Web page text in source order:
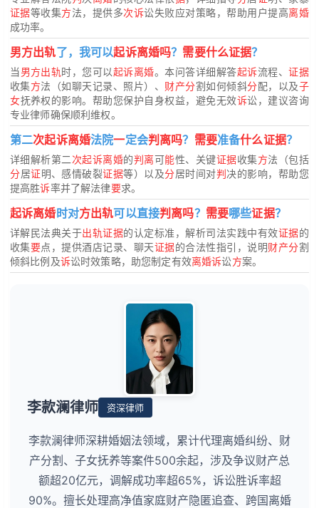
证据等收集方法，提供多次诉讼失败应对策略，帮助用户提高离婚
成功率。
男方出轨了，我可以起诉离婚吗？ 需要什么证据？
当男方出轨时，您可以起诉离婚。本问答详细解答起诉流程、证据
收集方法（如聊天记录、照片）、 财产分割如何倾斜分配，以及子
女抚养权的影响。帮助您保护自身权益，避免无效诉讼，建议咨询
专业律师确保顺利维权。
第二次起诉离婚法院一定会判离吗？ 需要准备什么证据？
详细解析第二 次起诉离婚的判离可能性、关键证据收集方法（包括
分居证明、感情破裂证据等）以及分居时间对判决的影响，帮助您
提高胜诉率并了解法律要求。
起诉离婚时对方出轨可以直接判离吗？ 需要哪些证据？
详解民法典关于出轨证据的认定标准，解析司法实践中有效证据的
收集要点，提供酒店记录、聊天证据的合法性指引，说明财产分割
倾斜比例及诉讼时效策略，助您制定有效离婚诉讼方案。
李款澜律师 资深律师
李款澜律师深耕婚姻法领域，累计代理离婚纠纷、财
产分割、子女抚养等案件500余起，涉及争议财产总
额超20亿元，调解成功率超65%，诉讼胜诉率超
90%。擅长处理高净值家庭财产隐匿追查、跨国离婚